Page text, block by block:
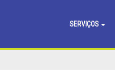
SERVIÇOS